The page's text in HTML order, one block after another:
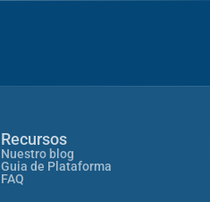
Recursos
Nuestro blog
Guia de Plataforma
FAQ